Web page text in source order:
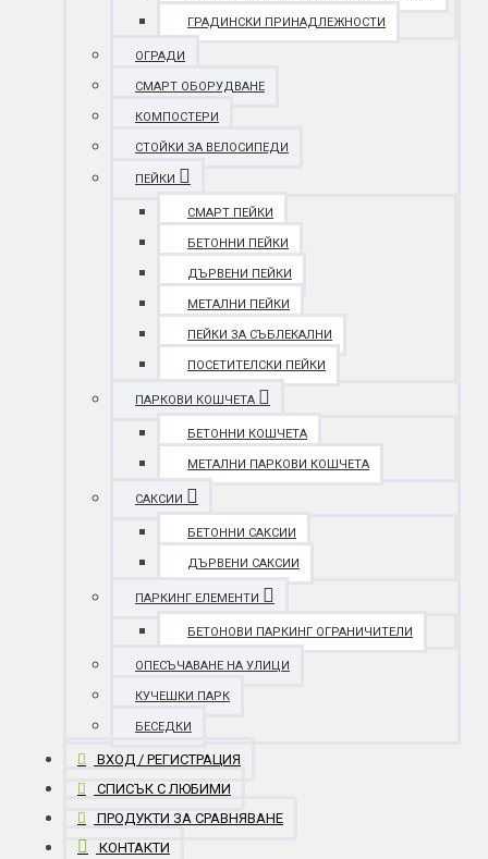
ГРАДИНСКИ ПРИНАДЛЕЖНОСТИ
ОГРАДИ
СМАРТ ОБОРУДВАНЕ
КОМПОСТЕРИ
СТОЙКИ ЗА ВЕЛОСИПЕДИ
ПЕЙКИ
СМАРТ ПЕЙКИ
БЕТОННИ ПЕЙКИ
ДЪРВЕНИ ПЕЙКИ
МЕТАЛНИ ПЕЙКИ
ПЕЙКИ ЗА СЪБЛЕКАЛНИ
ПОСЕТИТЕЛСКИ ПЕЙКИ
ПАРКОВИ КОШЧЕТА
БЕТОННИ КОШЧЕТА
МЕТАЛНИ ПАРКОВИ КОШЧЕТА
САКСИИ
БЕТОННИ САКСИИ
ДЪРВЕНИ САКСИИ
ПАРКИНГ ЕЛЕМЕНТИ
БЕТОНОВИ ПАРКИНГ ОГРАНИЧИТЕЛИ
ОПЕСЪЧАВАНЕ НА УЛИЦИ
КУЧЕШКИ ПАРК
БЕСЕДКИ
ВХОД / РЕГИСТРАЦИЯ
СПИСЪК С ЛЮБИМИ
ПРОДУКТИ ЗА СРАВНЯВАНЕ
КОНТАКТИ